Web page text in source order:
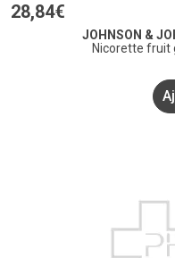
28,84€
JOHNSON &
Nicorette fruit